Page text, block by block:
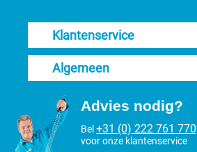
Klantenservice
Algemeen
Advies nodig?
Bel +31 (0) 222 761 770
voor onze klantenservice